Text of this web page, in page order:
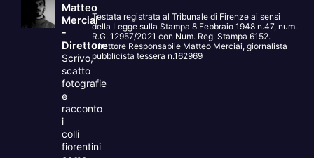
Matteo
Merciai
-
Direttore
Scrivo,
scatto
fotografie
e
racconto
i
colli
fiorentini
Testata registrata al Tribunale di Firenze ai sensi
della Legge sulla Stampa 8 Febbraio 1948 n.47, num.
R.G. 12957/2021 con Num. Reg. Stampa 6152.
Direttore Responsabile Matteo Merciai, giornalista
pubblicista tessera n.162969